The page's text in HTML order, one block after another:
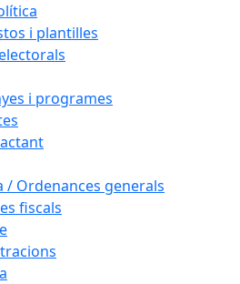
i plantilles
i programes
/ Ordenances generals
fiscals